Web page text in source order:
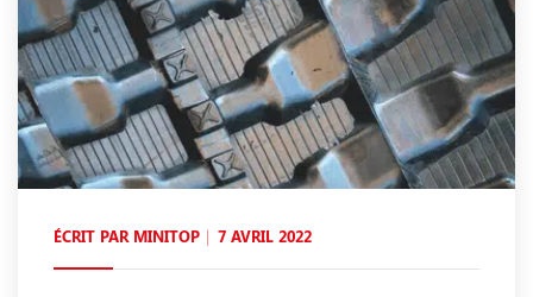
ÉCRIT PAR MINITOP 7 AVRIL 2022